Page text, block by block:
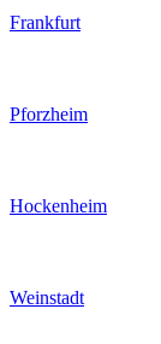
Frankfurt
Pforzheim
Hockenheim
Weinstadt